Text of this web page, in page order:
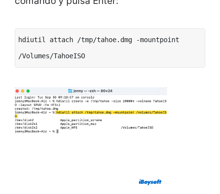
hdiutil attach /tmp/tahoe.dmg -mountpoint
/Volumes/TahoeISO